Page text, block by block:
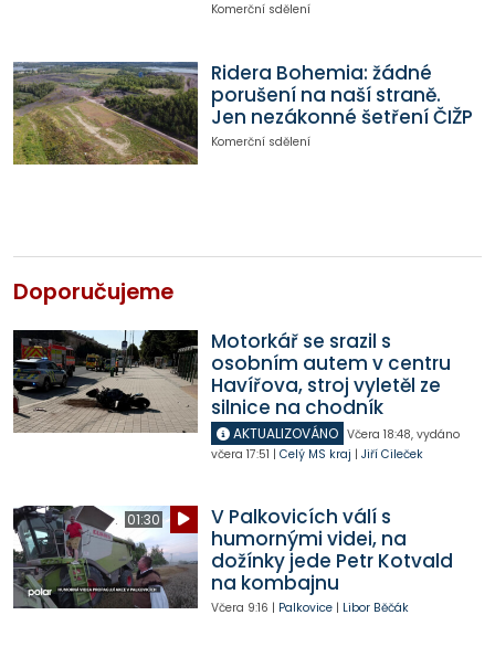
Komerční sdělení
Ridera Bohemia: žádné
porušení na naší straně.
Jen nezákonné šetření ČIŽP
Komerční sdělení
Doporučujeme
Motorkář se srazil s
osobním autem v centru
Havířova, stroj vyletěl ze
silnice na chodník
AKTUALIZOVÁNO Včera 18:48, vydáno
včera 17:51 | Celý MS kraj | Jiří Cileček
01:30
V Palkovicích válí s
humornými videi, na
dožínky jede Petr Kotvald
na kombajnu
Včera 9:16 | Palkovice| Libor Běčák